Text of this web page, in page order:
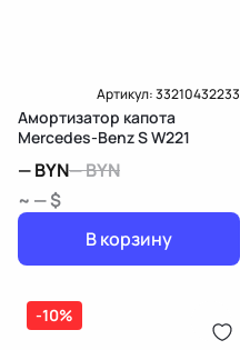
Артикул:33210432233
Амортизатор капота
Mercedes-Benz S W221
—BYN—BYN
~ — $
В корзину
-10%